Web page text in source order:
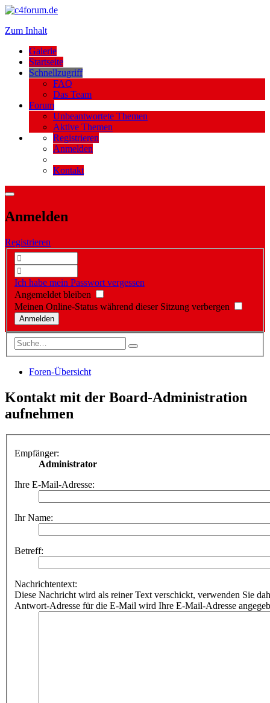
Zum Inhalt
Galerie
Startseite
Schnellzugriff
FAQ
Das Team
Forum
Unbeantwortete Themen
Aktive Themen
Registrieren
Anmelden
Kontakt
Anmelden
Registrieren
Ich habe mein Passwort vergessen
Angemeldet bleiben
Meinen Online-Status während dieser Sitzung verbergen
Foren-Übersicht
Kontakt mit der Board-Administration
aufnehmen
Empfänger:
Administrator
Ihre E-Mail-Adresse:
Ihr Name:
Betreff:
Nachrichtentext:
Diese Nachricht wird als reiner Text verschickt, verwenden Sie
Antwort-Adresse für die E-Mail wird Ihre E-Mail-Adresse